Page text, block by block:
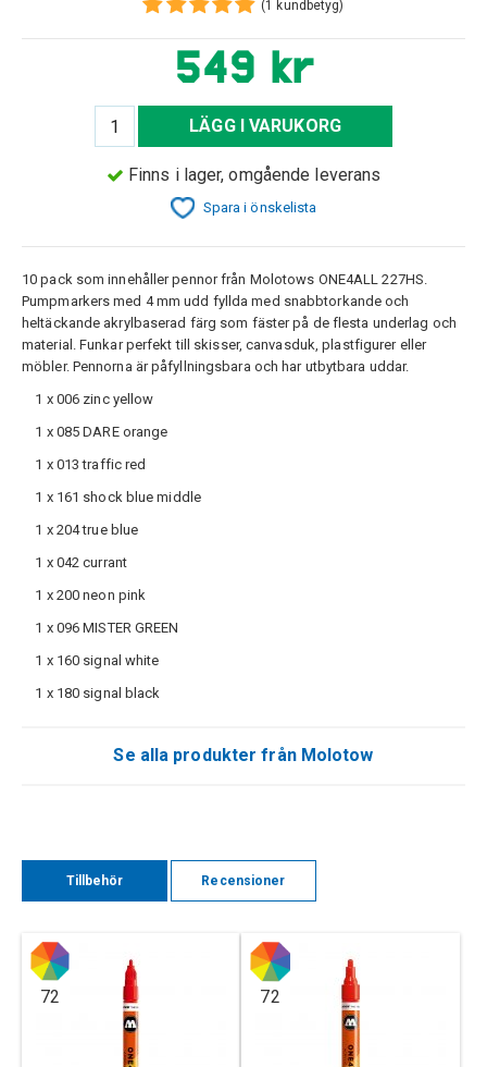
(1 kundbetyg)
549 kr
LÄGG I VARUKORG
Finns i lager, omgående leverans
Spara i önskelista
10 pack som innehåller pennor från Molotows ONE4ALL 227HS.
Pumpmarkers med 4 mm udd fyllda med snabbtorkande och
heltäckande akrylbaserad färg som fäster på de flesta underlag och
material. Funkar perfekt till skisser, canvasduk, plastfigurer eller
möbler. Pennorna är påfyllningsbara och har utbytbara uddar.
1 x 006 zinc yellow
1 x 085 DARE orange
1 x 013 traffic red
1 x 161 shock blue middle
1 x 204 true blue
1 x 042 currant
1 x 200 neon pink
1 x 096 MISTER GREEN
1 x 160 signal white
1 x 180 signal black
Se alla produkter från Molotow
Tillbehör Recensioner
72 72